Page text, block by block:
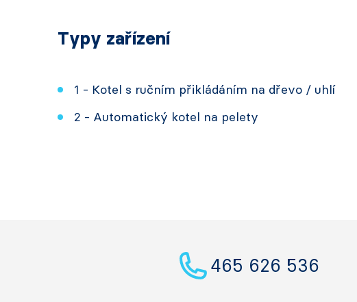
Typy zařízení
1 - Kotel s ručním přikládáním na dřevo / uhlí
2 - Automatický kotel na pelety
465 626 536